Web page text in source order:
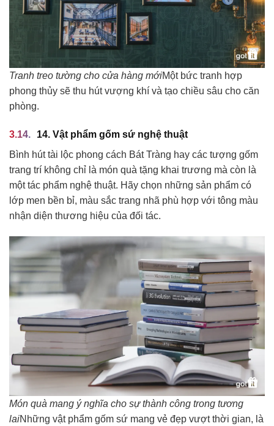
Tranh treo tường cho cửa hàng mớiMột bức tranh hợp
phong thủy sẽ thu hút vượng khí và tạo chiều sâu cho căn
phòng.
14. Vật phẩm gốm sứ nghệ thuật
Bình hút tài lộc phong cách Bát Tràng hay các tượng gốm
trang trí không chỉ là món quà tặng khai trương mà còn là
một tác phẩm nghệ thuật. Hãy chọn những sản phẩm có
lớp men bền bỉ, màu sắc trang nhã phù hợp với tông màu
nhận diện thương hiệu của đối tác.
Món quà mang ý nghĩa cho sự thành công trong tương
laiNhững vật phẩm gốm sứ mang vẻ đẹp vượt thời gian, là